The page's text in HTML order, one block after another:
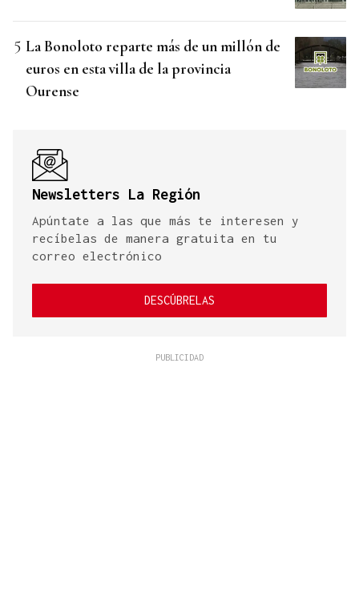
La Bonoloto reparte más de un millón de
euros en esta villa de la provincia
Ourense
Newsletters La Región
Apúntate a las que más te interesen y
recíbelas de manera gratuita en tu
correo electrónico
DESCÚBRELAS